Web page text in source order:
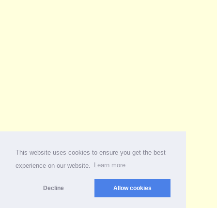
This website uses cookies to ensure you get the best
experience on our website.
Learn more
Decline Allow cookies